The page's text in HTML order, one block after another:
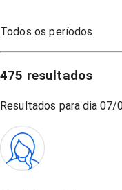
Todos os períodos
475 resultados
Resultados para dia07/